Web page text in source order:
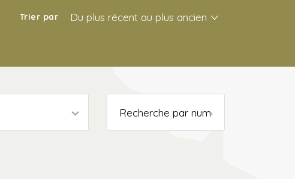
Trier par Du plus récent au plus ancien